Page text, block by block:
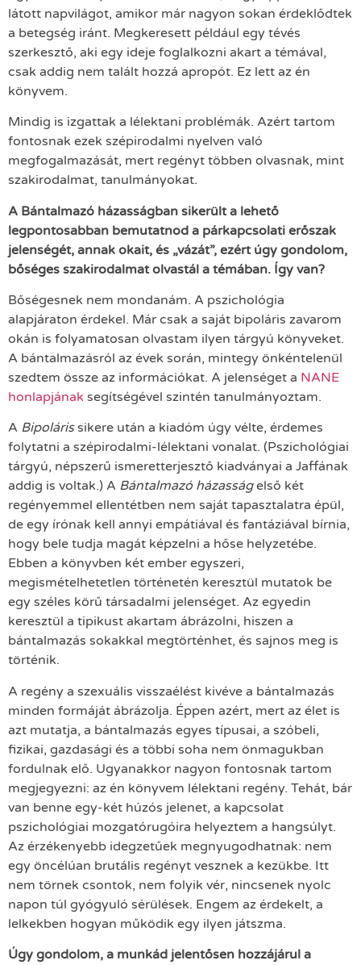
látott napvilágot, amikor már nagyon sokan érdeklődtek
a betegség iránt. Megkeresett például egy tévés
szerkesztő, aki egy ideje foglalkozni akart a témával,
csak addig nem talált hozzá apropót. Ez lett az én
könyvem.
Mindig is izgattak a lélektani problémák. Azért tartom
fontosnak ezek szépirodalmi nyelven való
megfogalmazását, mert regényt többen olvasnak, mint
szakirodalmat, tanulmányokat.
A Bántalmazó házasságban sikerült a lehető
legpontosabban bemutatnod a párkapcsolati erőszak
jelenségét, annak okait, és „vázát”, ezért úgy gondolom,
bőséges szakirodalmat olvastál a témában. Így van?
Bőségesnek nem mondanám. A pszichológia
alapjáraton érdekel. Már csak a saját bipoláris zavarom
okán is folyamatosan olvastam ilyen tárgyú könyveket.
A bántalmazásról az évek során, mintegy önkéntelenül
szedtem össze az információkat. A jelenséget a NANE
honlapjának segítségével szintén tanulmányoztam.
A Bipolárissikere után a kiadóm úgy vélte, érdemes
folytatni a szépirodalmi-lélektani vonalat. (Pszichológiai
tárgyú, népszerű ismeretterjesztő kiadványai a Jaffának
addig is voltak.) A Bántalmazó házasságelső két
regényemmel ellentétben nem saját tapasztalatra épül,
de egy írónak kell annyi empátiával és fantáziával bírnia,
hogy bele tudja magát képzelni a hőse helyzetébe.
Ebben a könyvben két ember egyszeri,
megismételhetetlen történetén keresztül mutatok be
egy széles körű társadalmi jelenséget. Az egyedin
keresztül a tipikust akartam ábrázolni, hiszen a
bántalmazás sokakkal megtörténhet, és sajnos meg is
történik.
A regény a szexuális visszaélést kivéve a bántalmazás
minden formáját ábrázolja. Éppen azért, mert az élet is
azt mutatja, a bántalmazás egyes típusai, a szóbeli,
fizikai, gazdasági és a többi soha nem önmagukban
fordulnak elő. Ugyanakkor nagyon fontosnak tartom
megjegyezni: az én könyvem lélektani regény. Tehát, bár
van benne egy-két húzós jelenet, a kapcsolat
pszichológiai mozgatórugóira helyeztem a hangsúlyt.
Az érzékenyebb idegzetűek megnyugodhatnak: nem
egy öncélúan brutális regényt vesznek a kezükbe. Itt
nem törnek csontok, nem folyik vér, nincsenek nyolc
napon túl gyógyuló sérülések. Engem az érdekelt, a
lelkekben hogyan működik egy ilyen játszma.
Úgy gondolom, a munkád jelentősen hozzájárul a